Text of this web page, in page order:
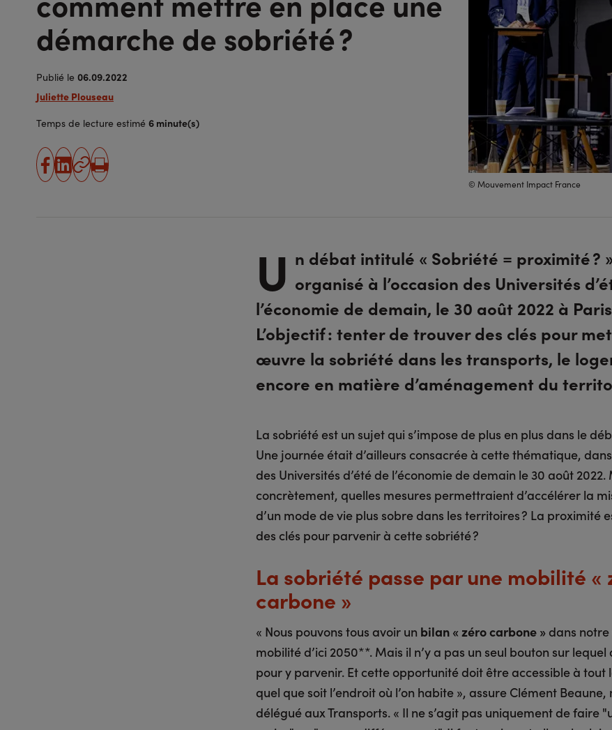
démarche de sobriété ?
Publié le 06.09.2022
Juliette Plouseau
Temps de lecture estimé 6 minute(s)
partager
partager
Copier
Imprimer © Mouvement Impact France
U n débat intitulé « Sobriété = proximité ?
organisé à l’occasion des Universités
l’économie de demain, le 30 août 2022 à
L’objectif : tenter de trouver des clés pour
œuvre la sobriété dans les transports, le
encore en matière d’aménagement du
La sobriété est un sujet qui s’impose de plus en plus dans le
Une journée était d’ailleurs consacrée à cette thématique,
des Universités d’été de l’économie de demain le 30 août 2022.
concrètement, quelles mesures permettraient d’accélérer la
d’un mode de vie plus sobre dans les territoires ? La proximité
des clés pour parvenir à cette sobriété ?
La sobriété passe par une mobilité «
carbone »
« Nous pouvons tous avoir un bilan « zéro carbone » dans
mobilité d’ici 2050**. Mais il n’y a pas un seul bouton sur
pour y parvenir. Et cette opportunité doit être accessible à tout
quel que soit l’endroit où l’on habite », assure Clément
délégué aux Transports. « Il ne s’agit pas uniquement de faire